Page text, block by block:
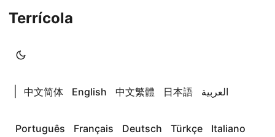
Terrícola
中文简体 English 中文繁體 日本語 العربية
Português Français Deutsch Türkçe Italiano